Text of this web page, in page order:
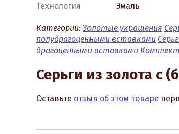
Технология
Эмаль
Категории: Золотые украшения
полудрагоценными вставками
драгоценными вставками
Серьги из золота с
Оставьте отзыв об этом товаре